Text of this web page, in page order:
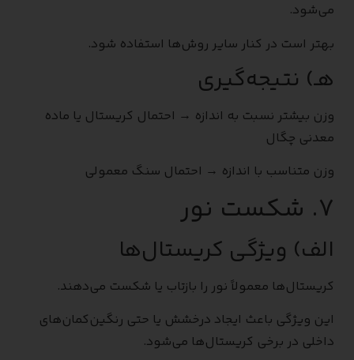
می‌شود.
بهتر است در کنار سایر روش‌ها استفاده شود.
هـ) نتیجه‌گیری
وزن بیشتر نسبت به اندازه → احتمال کریستال یا ماده
معدنی چگال
وزن متناسب با اندازه → احتمال سنگ معمولی
۷. شکست نور
الف) ویژگی کریستال‌ها
کریستال‌ها معمولاً نور را بازتاب یا شکست می‌دهند.
این ویژگی باعث ایجاد درخشش یا حتی رنگین‌کمان‌های
داخلی در برخی کریستال‌ها می‌شود.